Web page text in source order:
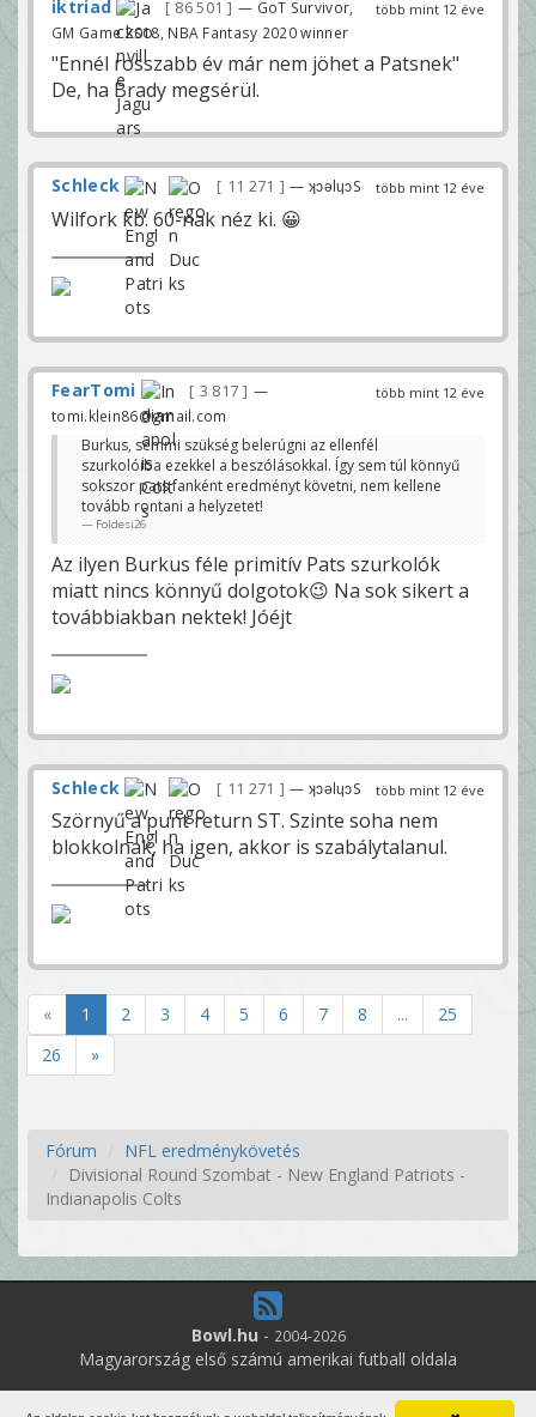
több mint 12 éve
iktriad 86 501
— GoT Survivor,
GM Game 2018, NBA Fantasy 2020 winner
"Ennél rosszabb év már nem jöhet a Patsnek"
De, ha Brady megsérül.
több mint 12 éve
Schleck 11 271 — ʞɔǝlɥɔS
Wilfork kb. 60-nak néz ki. 😀
több mint 12 éve
FearTomi 3 817
—
tomi.klein86@gmail.com
Burkus, semmi szükség belerúgni az ellenfél
szurkolóiba ezekkel a beszólásokkal. Így sem túl könnyű
sokszor pats fanként eredményt követni, nem kellene
tovább rontani a helyzetet!
Foldesi26
Az ilyen Burkus féle primitív Pats szurkolók
miatt nincs könnyű dolgotok😉 Na sok sikert a
továbbiakban nektek! Jóéjt
több mint 12 éve
Schleck 11 271 — ʞɔǝlɥɔS
Szörnyű a punt return ST. Szinte soha nem
blokkolnak, ha igen, akkor is szabálytalanul.
« 1 2 3 4 5 6 7 8 ...
25
26
»
Fórum
NFL eredménykövetés
Divisional Round Szombat - New England Patriots -
Indianapolis Colts
Bowl.hu - 2004-2026
Magyarország első számú amerikai futball oldala
13 online felhasználó